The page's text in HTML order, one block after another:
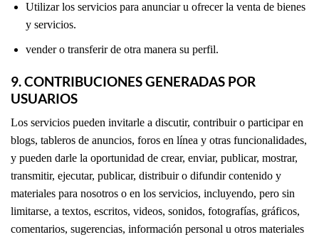
Utilizar los servicios para anunciar u ofrecer la venta de bienes
y servicios.
vender o transferir de otra manera su perfil.
9. CONTRIBUCIONES GENERADAS POR
USUARIOS
Los servicios pueden invitarle a discutir, contribuir o participar en
blogs, tableros de anuncios, foros en línea y otras funcionalidades,
y pueden darle la oportunidad de crear, enviar, publicar, mostrar,
transmitir, ejecutar, publicar, distribuir o difundir contenido y
materiales para nosotros o en los servicios, incluyendo, pero sin
limitarse, a textos, escritos, videos, sonidos, fotografías, gráficos,
comentarios, sugerencias, información personal u otros materiales